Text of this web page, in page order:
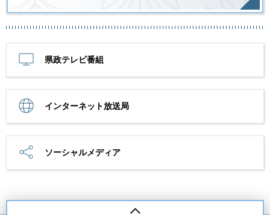
県政テレビ番組
インターネット放送局
ソーシャルメディア